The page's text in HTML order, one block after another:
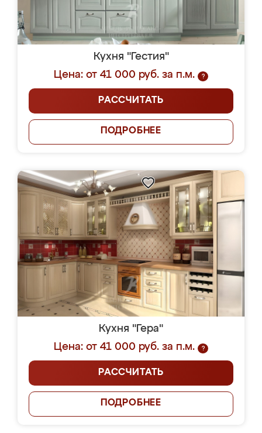
Кухня "Гестия"
Цена: от 41 000 руб. за п.м.
?
РАССЧИТАТЬ
ПОДРОБНЕЕ
Кухня "Гера"
Цена: от 41 000 руб. за п.м.
?
РАССЧИТАТЬ
ПОДРОБНЕЕ